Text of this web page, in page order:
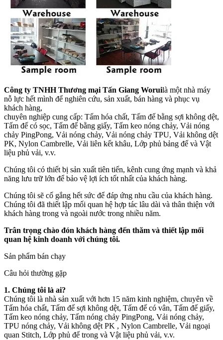
Công ty TNHH Thương mại Tấn Giang Woruilà một nhà máy
nỗ lực hết mình để nghiên cứu, sản xuất, bán hàng và phục vụ
khách hàng,
chuyên nghiệp cung cấp: Tấm hóa chất, Tấm đế bằng sợi không dệt,
Tấm đế có sọc, Tấm đế bằng giấy, Tấm keo nóng chảy, Vải nóng
chảy PingPong, Vải nóng chảy, Vải nóng chảy TPU, Vải không dệt
PK, Nylon Cambrelle, Vải liên kết khâu, Lớp phủ bảng đế và Vật
liệu phủ vải, v.v.
Chúng tôi có thiết bị sản xuất tiên tiến, kênh cung ứng mạnh và khả
năng lưu trữ lớn để bảo vệ lợi ích tốt nhất của khách hàng.
Chúng tôi sẽ cố gắng hết sức để đáp ứng nhu cầu của khách hàng.
Chúng tôi đã thiết lập mối quan hệ hợp tác lâu dài và thân thiện với
khách hàng trong và ngoài nước trong nhiều năm.
Trân trọng chào đón khách hàng đến thăm và thiết lập mối
quan hệ kinh doanh với chúng tôi.
Sản phẩm bán chạy
Câu hỏi thường gặp
1. Chúng tôi là ai?
Chúng tôi là nhà sản xuất với hơn 15 năm kinh nghiệm, chuyên về
Tấm hóa chất, Tấm đế sợi không dệt, Tấm đế có vân, Tấm đế giấy,
Tấm keo nóng chảy, Tấm nóng chảy PingPong, Vải nóng chảy,
TPU nóng chảy, Vải không dệt PK , Nylon Cambrelle, Vải ngoại
quan Stitch, Lớp phủ đế trong và Vật liệu phủ vải, v.v.